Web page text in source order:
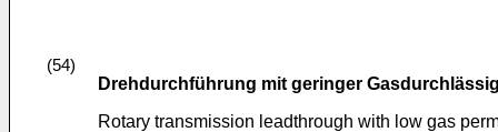
(54)
Drehdurchführung mit geringer
Rotary transmission leadthrough with low gas